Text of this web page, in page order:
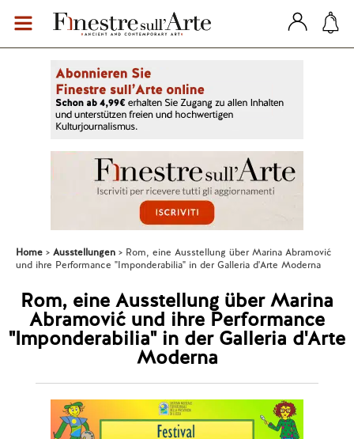
Home Ausstellungen
Rom, eine Ausstellung über Marina Abramović
und ihre Performance "Imponderabilia" in der Galleria d'Arte Moderna
Rom, eine Ausstellung über Marina
Abramović und ihre Performance
"Imponderabilia" in der Galleria d'Arte
Moderna